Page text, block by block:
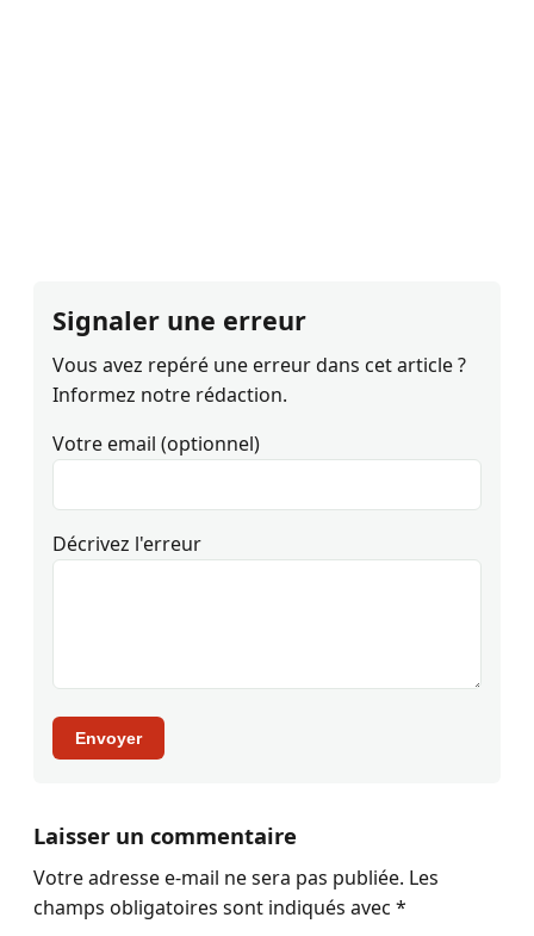
Signaler une erreur
Vous avez repéré une erreur dans cet article ?
Informez notre rédaction.
Votre email (optionnel)
Décrivez l'erreur
Envoyer
Laisser un commentaire
Votre adresse e-mail ne sera pas publiée. Les
champs obligatoires sont indiqués avec *